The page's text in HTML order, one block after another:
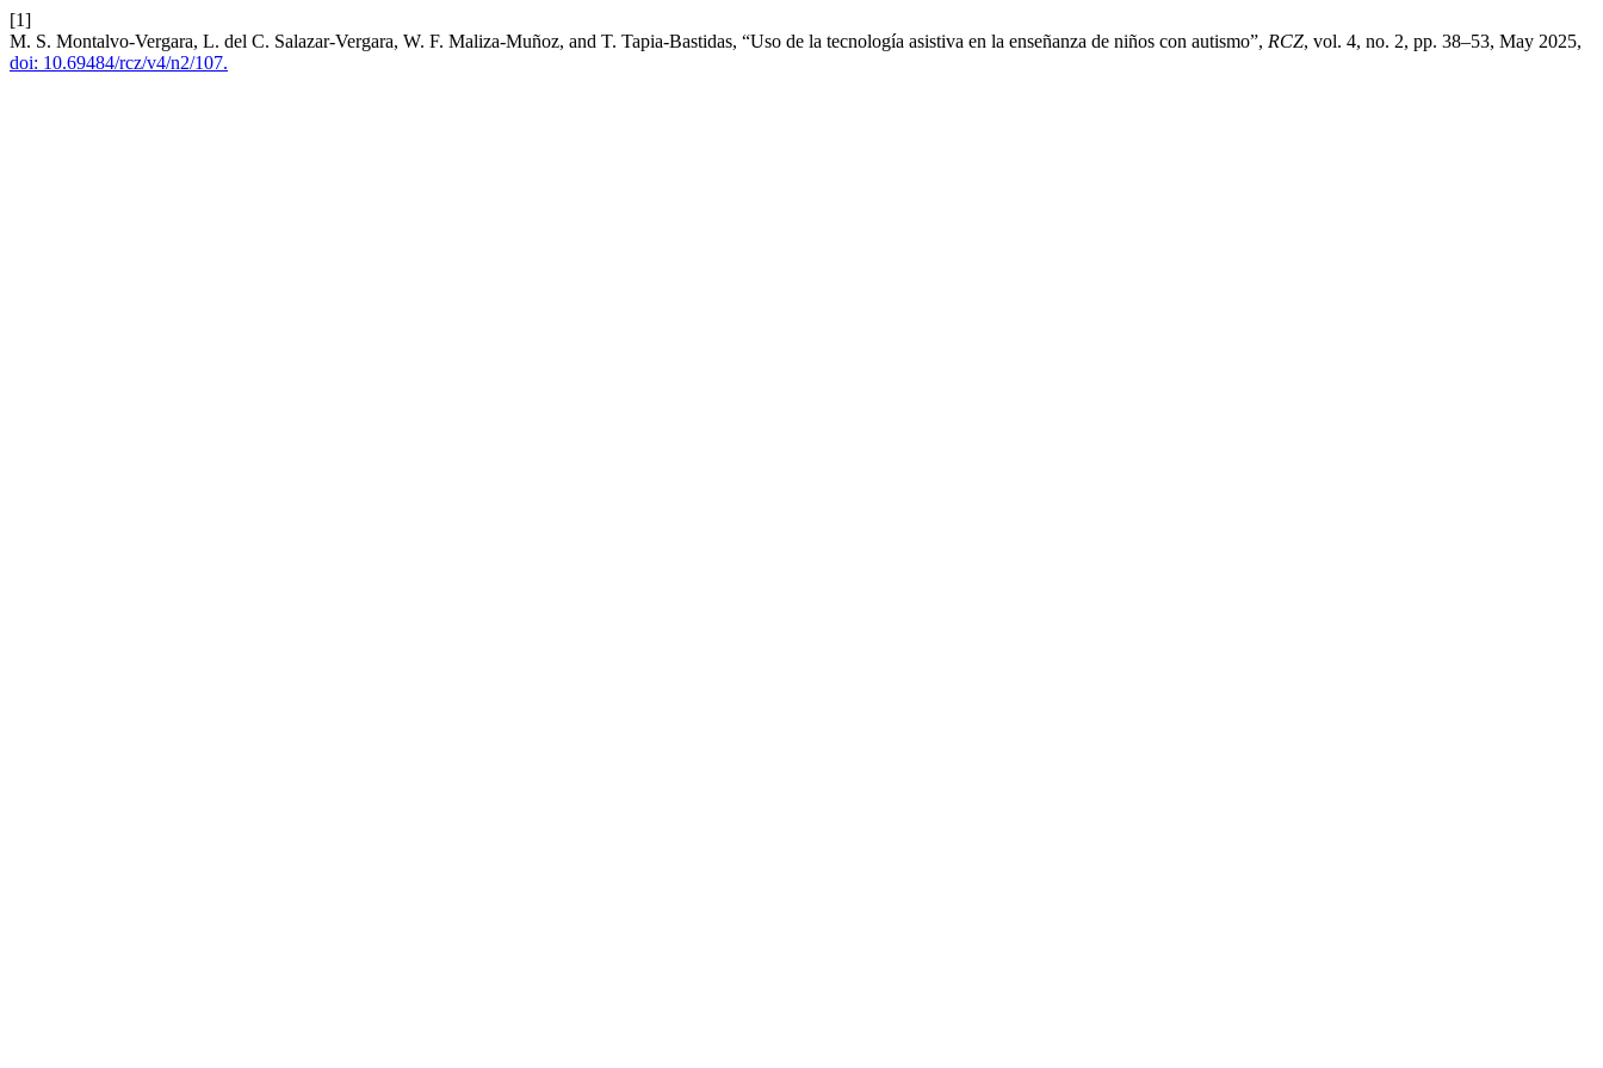
[1]
M. S. Montalvo-Vergara, L. del C. Salazar-Vergara, W. F. Maliza-Muñoz, and T. Tapia-Bastidas, “Uso de la tecnología asistiva en la enseñanza de niños con autismo”, RCZ, vol. 4, no. 2, pp. 38–53, May 2025,
doi: 10.69484/rcz/v4/n2/107.